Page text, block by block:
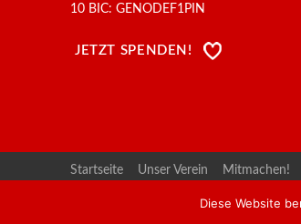
10 BIC: GENODEF1PIN
JETZT SPENDEN!
Startseite Unser Verein Mitmachen!
social media BVHK
Diese Website